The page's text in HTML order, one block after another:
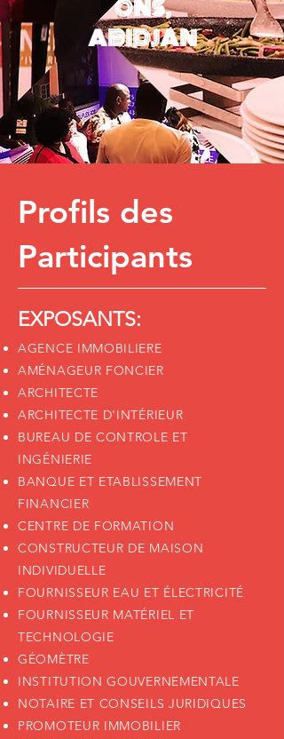
ONS,
ABIDJAN
Profils des
Participants
EXPOSANTS:
AGENCE IMMOBILIERE
AMÉNAGEUR FONCIER
ARCHITECTE
ARCHITECTE D'INTÉRIEUR
BUREAU DE CONTROLE ET
INGÉNIERIE
BANQUE ET ETABLISSEMENT
FINANCIER
CENTRE DE FORMATION
CONSTRUCTEUR DE MAISON
INDIVIDUELLE
FOURNISSEUR EAU ET ÉLECTRICITÉ
FOURNISSEUR MATÉRIEL ET
TECHNOLOGIE
GÉOMÈTRE
INSTITUTION GOUVERNEMENTALE
NOTAIRE ET CONSEILS JURIDIQUES
PROMOTEUR IMMOBILIER